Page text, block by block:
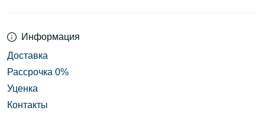
Информация
Доставка
Рассрочка 0%
Уценка
Контакты